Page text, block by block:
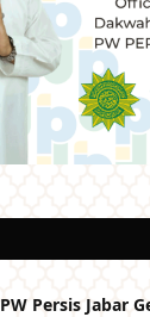
PW Persis Jabar